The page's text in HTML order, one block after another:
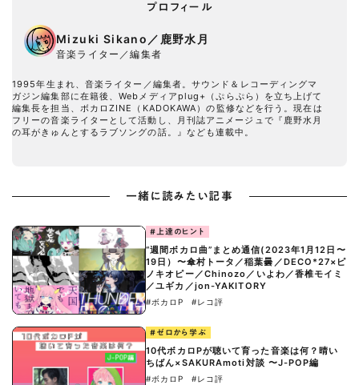
プロフィール
Mizuki Sikano／鹿野水月
音楽ライター／編集者
1995年生まれ、音楽ライター／編集者。サウンド＆レコーディングマ
ガジン編集部に在籍後、Webメディアplug+（ぷらぷら）を立ち上げて
編集長を担当、ボカロZINE（KADOKAWA）の監修などを行う。現在は
フリーの音楽ライターとして活動し、月刊誌アニメージュで『鹿野水月
の耳がきゅんとするラブソングの話。』なども連載中。
一緒に読みたい記事
#上達のヒント
“週間ボカロ曲”まとめ通信(2023年1月12日〜
19日）〜傘村トータ／稲葉曇／DECO*27×ピ
ノキオピー／Chinozo／いよわ／香椎モイミ
／ユギカ／jon-YAKITORY
#ボカロP #レコ評
#ゼロから学ぶ
10代ボカロPが聴いて育った音楽は何？晴い
ちばん×SAKURAmoti対談 〜J-POP編
#ボカロP #レコ評